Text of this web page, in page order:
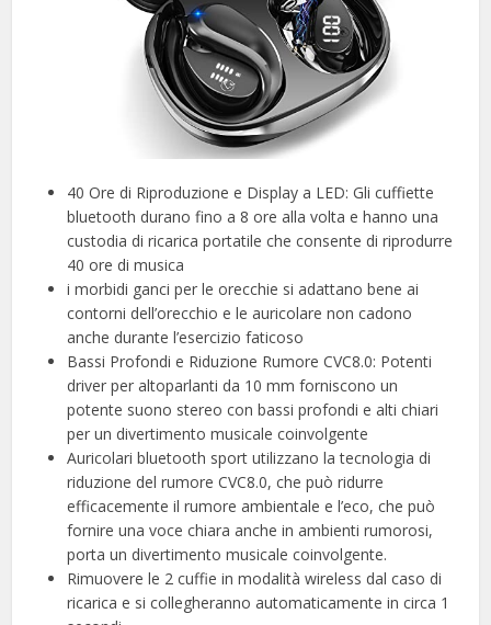
40 Ore di Riproduzione e Display a LED: Gli cuffiette
bluetooth durano fino a 8 ore alla volta e hanno una
custodia di ricarica portatile che consente di riprodurre
40 ore di musica
i morbidi ganci per le orecchie si adattano bene ai
contorni dell’orecchio e le auricolare non cadono
anche durante l’esercizio faticoso
Bassi Profondi e Riduzione Rumore CVC8.0: Potenti
driver per altoparlanti da 10 mm forniscono un
potente suono stereo con bassi profondi e alti chiari
per un divertimento musicale coinvolgente
Auricolari bluetooth sport utilizzano la tecnologia di
riduzione del rumore CVC8.0, che può ridurre
efficacemente il rumore ambientale e l’eco, che può
fornire una voce chiara anche in ambienti rumorosi,
porta un divertimento musicale coinvolgente.
Rimuovere le 2 cuffie in modalità wireless dal caso di
ricarica e si collegheranno automaticamente in circa 1